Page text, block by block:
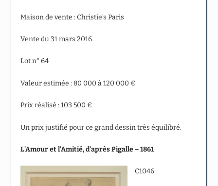
Maison de vente : Christie’s Paris
Vente du 31 mars 2016
Lot n° 64
Valeur estimée : 80 000 à 120 000 €
Prix réalisé : 103 500 €
Un prix justifié pour ce grand dessin très équilibré.
L’Amour et l’Amitié, d’après Pigalle – 1861
C1046